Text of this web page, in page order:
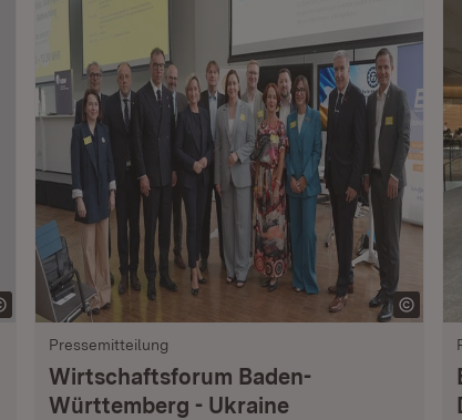
Pressemitteilung
Wirtschaftsforum Baden-
Württemberg - Ukraine